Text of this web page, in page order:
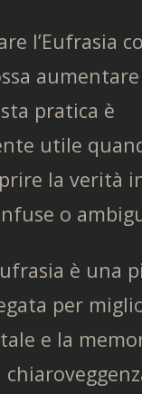
l’Eufrasia
pratica è
utile
la verità
o
è una
per
e la